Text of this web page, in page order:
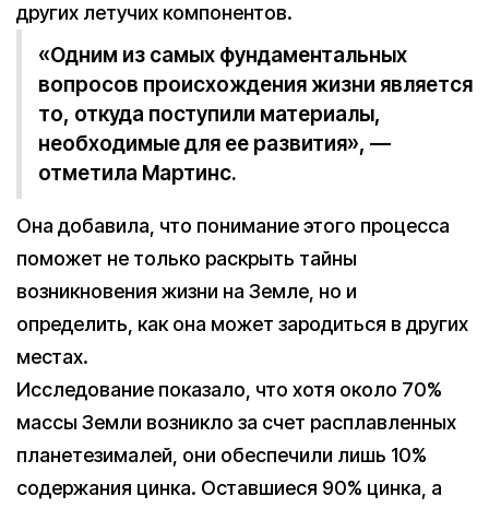
других летучих компонентов.
«Одним из самых фундаментальных
вопросов происхождения жизни является
то, откуда поступили материалы,
необходимые для ее развития», —
отметила Мартинс.
Она добавила, что понимание этого процесса
поможет не только раскрыть тайны
возникновения жизни на Земле, но и
определить, как она может зародиться в других
местах.
Исследование показало, что хотя около 70%
массы Земли возникло за счет расплавленных
планетезималей, они обеспечили лишь 10%
содержания цинка. Оставшиеся 90% цинка, а